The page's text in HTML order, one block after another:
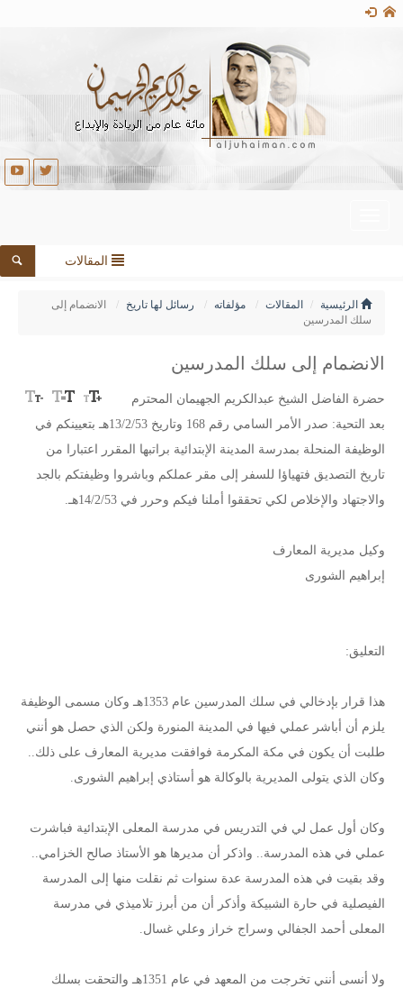
المقالات
الرئيسية المقالات مؤلفاته رسائل لها تاريخ
الانضمام إلى
سلك المدرسين
الانضمام إلى سلك المدرسين
حضرة الفاضل الشيخ عبدالكريم الجهيمان المحترم
بعد التحية: صدر الأمر السامي رقم 168 وتاريخ 13/2/53هـ بتعيينكم في
الوظيفة المنحلة بمدرسة المدينة الإبتدائية براتبها المقرر اعتبارا من
تاريخ التصديق فتهياؤا للسفر إلى مقر عملكم وباشروا وظيفتكم بالجد
والاجتهاد والإخلاص لكي تحققوا أملنا فيكم وحرر في 14/2/53هـ.
وكيل مديرية المعارف
إبراهيم الشورى
التعليق:
هذا قرار بإدخالي في سلك المدرسين عام 1353هـ وكان مسمى الوظيفة
يلزم أن أباشر عملي فيها في المدينة المنورة ولكن الذي حصل هو أنني
طلبت أن يكون في مكة المكرمة فوافقت مديرية المعارف على ذلك..
وكان الذي يتولى المديرية بالوكالة هو أستاذي إبراهيم الشورى.
وكان أول عمل لي في التدريس في مدرسة المعلى الإبتدائية فباشرت
عملي في هذه المدرسة.. واذكر أن مديرها هو الأستاذ صالح الخزامي..
وقد بقيت في هذه المدرسة عدة سنوات ثم نقلت منها إلى المدرسة
الفيصلية في حارة الشبيكة وأذكر أن من أبرز تلاميذي في مدرسة
المعلى أحمد الجفالي وسراج خراز وعلي غسال.
ولا أنسى أنني تخرجت من المعهد في عام 1351هـ والتحقت بسلك